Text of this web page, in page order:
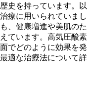
史を持っています。以
療に用いられていまし
、健康増進や美肌のた
ています。高気圧酸素
でどのように効果を発
適な治療法について詳